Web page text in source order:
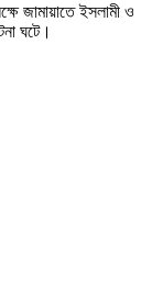
জামায়াতে ইসলামী ও
ঘটে।